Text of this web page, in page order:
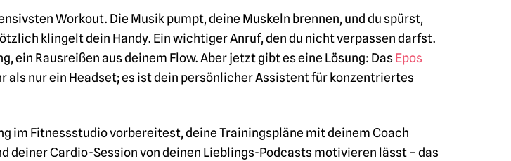
Workout. Die Musik pumpt, deine Muskeln brennen, und du spürst,
klingelt dein Handy. Ein wichtiger Anruf, den du nicht verpassen darfst.
ein Rausreißen aus deinem Flow. Aber jetzt gibt es eine Lösung: Das Epos
als nur ein Headset; es ist dein persönlicher Assistent für konzentriertes
im Fitnessstudio vorbereitest, deine Trainingspläne mit deinem Coach
deiner Cardio-Session von deinen Lieblings-Podcasts motivieren lässt – das